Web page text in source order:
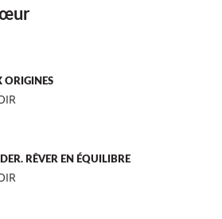
ORIGINES
RÊVER EN ÉQUILIBRE